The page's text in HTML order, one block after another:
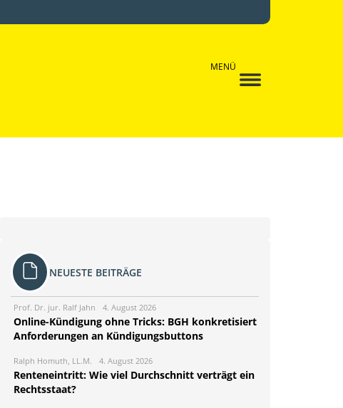
MENÜ
NEUESTE BEITRÄGE
Prof. Dr. jur. Ralf Jahn 4. August 2026
Online-Kündigung ohne Tricks: BGH konkretisiert
Anforderungen an Kündigungsbuttons
Ralph Homuth, LL.M. 4. August 2026
Renteneintritt: Wie viel Durchschnitt verträgt ein
Rechtsstaat?